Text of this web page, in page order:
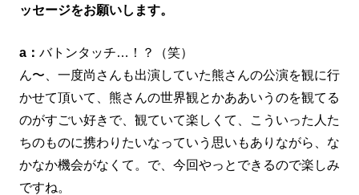
ッセージをお願いします。
a： バトンタッチ…！？（笑）
ん〜、一度尚さんも出演していた熊さんの公演を観に行
かせて頂いて、熊さんの世界観とかああいうのを観てる
のがすごい好きで、観ていて楽しくて、こういった人た
ちのものに携わりたいなっていう思いもありながら、な
かなか機会がなくて。で、今回やっとできるので楽しみ
ですね。